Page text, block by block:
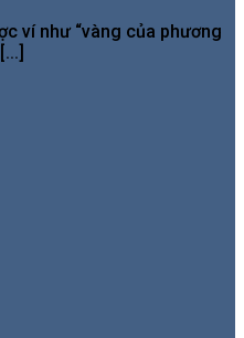
ví như “vàng của phương